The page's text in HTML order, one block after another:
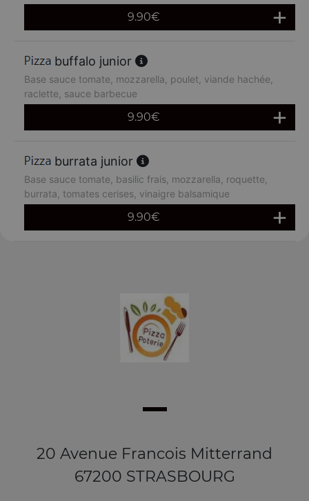
9.90€
buffalo junior
Base sauce tomate, mozzarella, poulet, viande hachée,
raclette, sauce barbecue
9.90€
burrata junior
Base sauce tomate, basilic frais, mozzarella, roquette,
burrata, tomates cerises, vinaigre balsamique
9.90€
20 Avenue Francois Mitterrand
67200 STRASBOURG